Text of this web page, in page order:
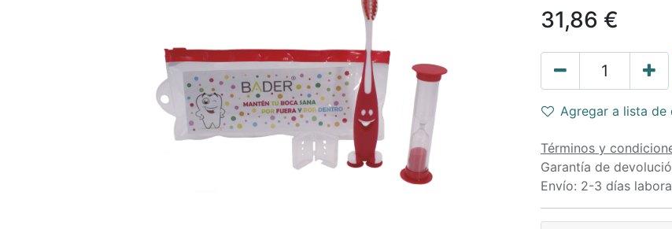
31,86 €
Agregar a lista de
Términos y
Garantía de
Envío: 2-3 días